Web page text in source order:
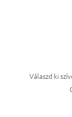
Válaszd ki